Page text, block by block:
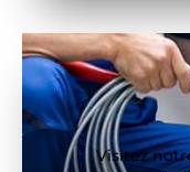
Visitez